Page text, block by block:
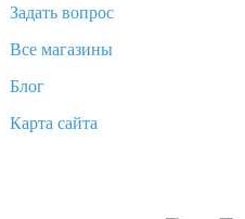
Задать вопрос
Все магазины
Блог
Карта сайта